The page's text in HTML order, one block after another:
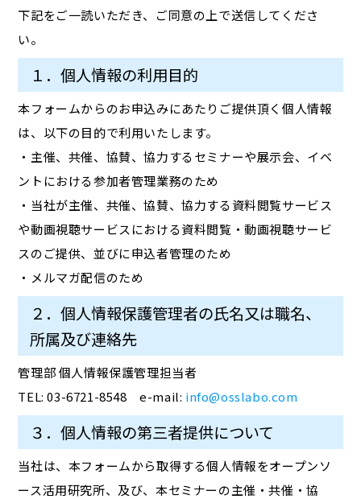
下記をご一読いただき、ご同意の上で送信してくださ
い。
１．個人情報の利用目的
本フォームからのお申込みにあたりご提供頂く個人情報
は、以下の目的で利用いたします。
・主催、共催、協賛、協力するセミナーや展示会、イベ
ントにおける参加者管理業務のため
・当社が主催、共催、協賛、協力する資料閲覧サービス
や動画視聴サービスにおける資料閲覧・動画視聴サービ
スのご提供、並びに申込者管理のため
・メルマガ配信のため
２．個人情報保護管理者の氏名又は職名、
所属及び連絡先
管理部 個人情報保護管理担当者
TEL: 03-6721-8548 e-mail: info@osslabo.com
３．個人情報の第三者提供について
当社は、本フォームから取得する個人情報をオープンソ
ース活用研究所、及び、本セミナーの主催・共催・協